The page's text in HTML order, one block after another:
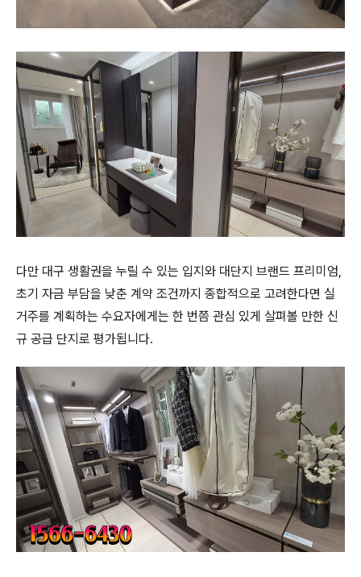
다만 대구 생활권을 누릴 수 있는 입지와 대단지 브랜드 프리미엄,
초기 자금 부담을 낮춘 계약 조건까지 종합적으로 고려한다면 실
거주를 계획하는 수요자에게는 한 번쯤 관심 있게 살펴볼 만한 신
규 공급 단지로 평가됩니다.